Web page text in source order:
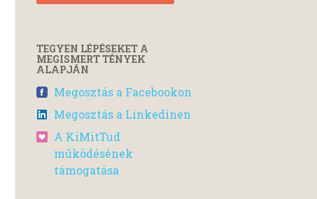
TEGYEN LÉPÉSEKET A
MEGISMERT TÉNYEK
ALAPJÁN
Megosztás a Facebookon
Megosztás a Linkedinen
A KiMitTud
működésének
támogatása